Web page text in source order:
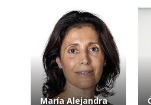
María Alejandra